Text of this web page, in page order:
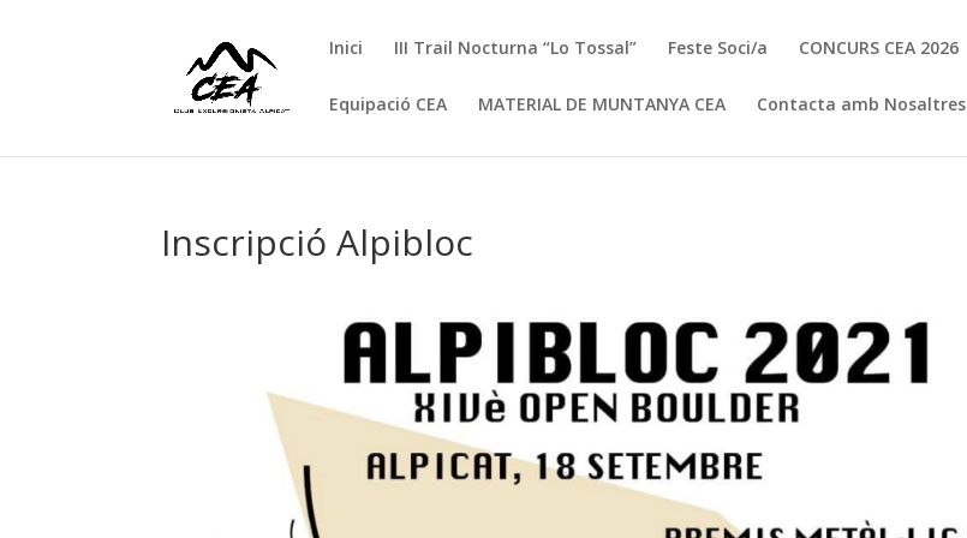
Inici III Trail Nocturna “Lo Tossal” Feste Soci/a CONCURS CEA 2026
Equipació CEA MATERIAL DE MUNTANYA CEA Contacta amb Nosaltres
Inscripció Alpibloc